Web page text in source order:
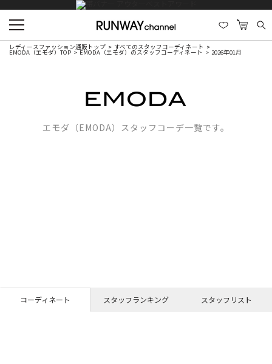
レディースファッション通販トップ すべてのスタッフコーディネート
EMODA（エモダ）TOP EMODA（エモダ）のスタッフコーディネート 2026年01月
エモダ（EMODA）スタッフコーデ一覧です。
コーディネート スタッフランキング スタッフリスト